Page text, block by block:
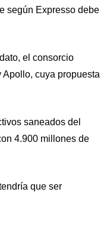
según Expresso debe
el consorcio
cuya propuesta
saneados del
4.900 millones de
que ser